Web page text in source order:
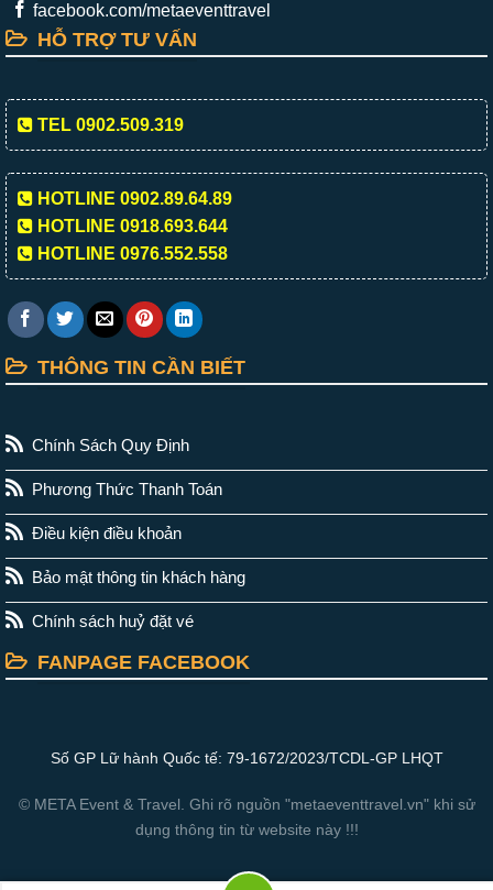
facebook.com/metaeventtravel
HỖ TRỢ TƯ VẤN
TEL 0902.509.319
HOTLINE 0902.89.64.89
HOTLINE 0918.693.644
HOTLINE 0976.552.558
THÔNG TIN CẦN BIẾT
Chính Sách Quy Định
Phương Thức Thanh Toán
Điều kiện điều khoản
Bảo mật thông tin khách hàng
Chính sách huỷ đặt vé
FANPAGE FACEBOOK
Số GP Lữ hành Quốc tế: 79-1672/2023/TCDL-GP LHQT
© META Event & Travel. Ghi rõ nguồn "metaeventtravel.vn" khi sử
dụng thông tin từ website này !!!